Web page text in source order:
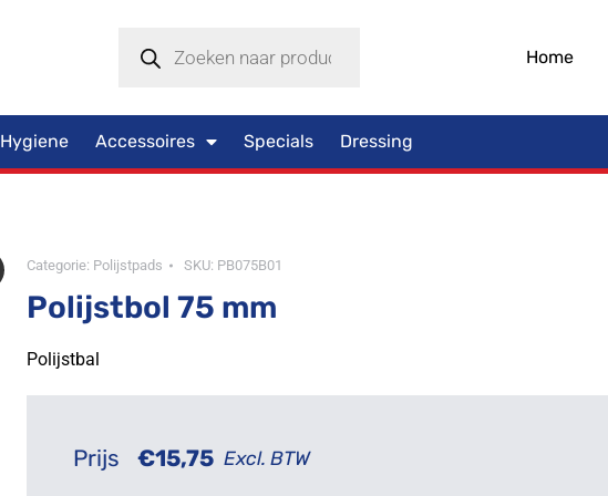
Home
Hygiene Accessoires Specials Dressing
Categorie: Polijstpads SKU: PB075B01
Polijstbol 75 mm
Polijstbal
Prijs €15,75 Excl. BTW